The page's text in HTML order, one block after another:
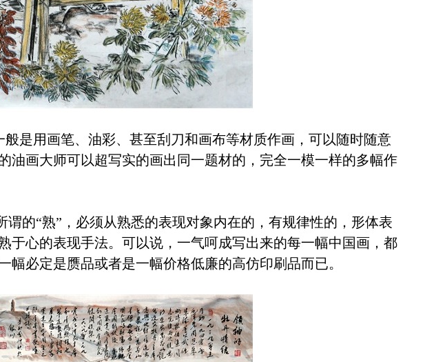
是用画笔、油彩、甚至刮刀和画布等材质作画，可以随时随意
油画大师可以超写实的画出同一题材的，完全一模一样的多幅作
的“熟”，必须从熟悉的表现对象内在的，有规律性的，形体表
心的表现手法。可以说，一气呵成写出来的每一幅中国画，都
必定是赝品或者是一幅价格低廉的高仿印刷品而已。